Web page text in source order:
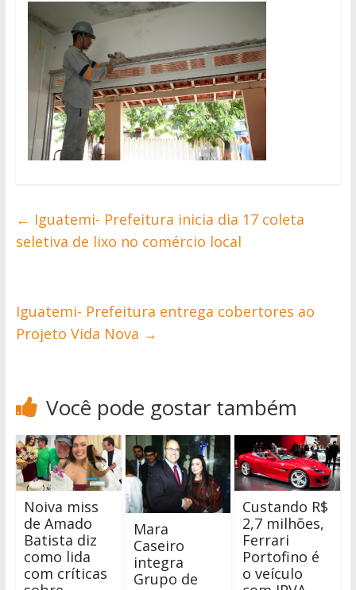
← Iguatemi- Prefeitura inicia dia 17 coleta
seletiva de lixo no comércio local
Iguatemi- Prefeitura entrega cobertores ao
Projeto Vida Nova →
Você pode gostar também
Noiva miss
de Amado
Batista diz
como lida
com críticas
Mara
Caseiro
integra
Grupo de
Custando R$
2,7 milhões,
Ferrari
Portofino é
o veículo